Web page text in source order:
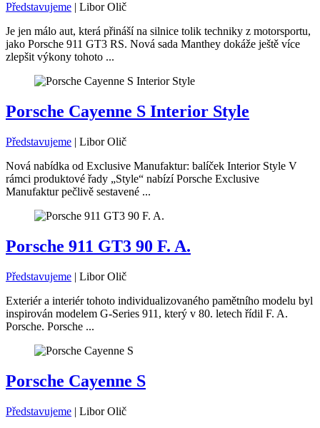
Představujeme | Libor Olič
Je jen málo aut, která přináší na silnice tolik techniky z motorsportu,
jako Porsche 911 GT3 RS. Nová sada Manthey dokáže ještě více
zlepšit výkony tohoto ...
Porsche Cayenne S Interior Style
Představujeme | Libor Olič
Nová nabídka od Exclusive Manufaktur: balíček Interior Style V
rámci produktové řady „Style“ nabízí Porsche Exclusive
Manufaktur pečlivě sestavené ...
Porsche 911 GT3 90 F. A.
Představujeme | Libor Olič
Exteriér a interiér tohoto individualizovaného pamětního modelu byl
inspirován modelem G-Series 911, který v 80. letech řídil F. A.
Porsche. Porsche ...
Porsche Cayenne S
Představujeme | Libor Olič